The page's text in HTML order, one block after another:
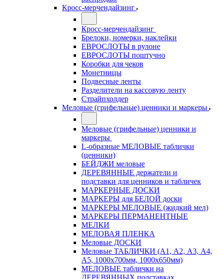
Кросс-мерчендайзинг
Кросс-мерчендайзинг
Брелоки, номерки, наклейки
ЕВРОСЛОТЫ в рулоне
ЕВРОСЛОТЫ поштучно
Коробки для чеков
Монетницы
Подвесные ленты
Разделители на кассовую ленту
Страйпхолдер
Меловые (грифельные) ценники и маркеры
Меловые (грифельные) ценники и
маркеры
L-образные МЕЛОВЫЕ таблички
(ценники)
БЕЙДЖИ меловые
ДЕРЕВЯННЫЕ держатели и
подставки для ценников и табличек
МАРКЕРНЫЕ ДОСКИ
МАРКЕРЫ для БЕЛОЙ доски
МАРКЕРЫ МЕЛОВЫЕ (жидкий мел)
МАРКЕРЫ ПЕРМАНЕНТНЫЕ
МЕЛКИ
МЕЛОВАЯ ПЛЕНКА
Меловые ДОСКИ
Меловые ТАБЛИЧКИ (А1, А2, А3, А4,
А5, 1000х700мм, 1000х650мм)
МЕЛОВЫЕ таблички на
ДЕРЕВЯННЫХ подставках